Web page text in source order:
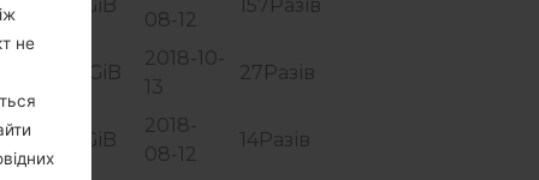
1.41 GiB
08-12
157Разів
1.73 GiB
2018-10-
13
27Разів
1.41 GiB
2018-
08-12
14Разів
не